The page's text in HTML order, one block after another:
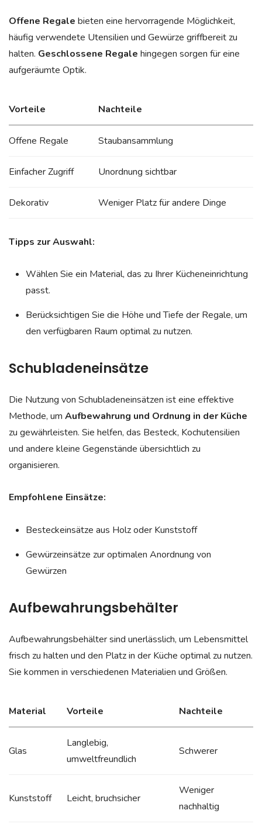
Offene Regale bieten eine hervorragende Möglichkeit,
häufig verwendete Utensilien und Gewürze griffbereit zu
halten. Geschlossene Regale hingegen sorgen für eine
aufgeräumte Optik.
Vorteile Nachteile
Offene Regale Staubansammlung
Einfacher Zugriff Unordnung sichtbar
Dekorativ Weniger Platz für andere Dinge
Tipps zur Auswahl:
Wählen Sie ein Material, das zu Ihrer Kücheneinrichtung
passt.
Berücksichtigen Sie die Höhe und Tiefe der Regale, um
den verfügbaren Raum optimal zu nutzen.
Schubladeneinsätze
Die Nutzung von Schubladeneinsätzen ist eine effektive
Methode, um Aufbewahrung und Ordnung in der Küche
zu gewährleisten. Sie helfen, das Besteck, Kochutensilien
und andere kleine Gegenstände übersichtlich zu
organisieren.
Empfohlene Einsätze:
Besteckeinsätze aus Holz oder Kunststoff
Gewürzeinsätze zur optimalen Anordnung von
Gewürzen
Aufbewahrungsbehälter
Aufbewahrungsbehälter sind unerlässlich, um Lebensmittel
frisch zu halten und den Platz in der Küche optimal zu nutzen.
Sie kommen in verschiedenen Materialien und Größen.
Material Vorteile Nachteile
Glas
Langlebig,
umweltfreundlich
Schwerer
Kunststoff Leicht, bruchsicher
Weniger
nachhaltig